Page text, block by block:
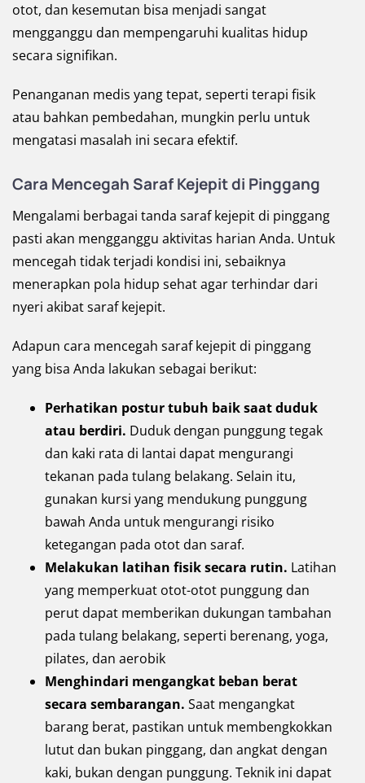
otot, dan kesemutan bisa menjadi sangat
mengganggu dan mempengaruhi kualitas hidup
secara signifikan.
Penanganan medis yang tepat, seperti terapi fisik
atau bahkan pembedahan, mungkin perlu untuk
mengatasi masalah ini secara efektif.
Cara Mencegah Saraf Kejepit di Pinggang
Mengalami berbagai tanda saraf kejepit di pinggang
pasti akan mengganggu aktivitas harian Anda. Untuk
mencegah tidak terjadi kondisi ini, sebaiknya
menerapkan pola hidup sehat agar terhindar dari
nyeri akibat saraf kejepit.
Adapun cara mencegah saraf kejepit di pinggang
yang bisa Anda lakukan sebagai berikut:
Perhatikan postur tubuh baik saat duduk
atau berdiri. Duduk dengan punggung tegak
dan kaki rata di lantai dapat mengurangi
tekanan pada tulang belakang. Selain itu,
gunakan kursi yang mendukung punggung
bawah Anda untuk mengurangi risiko
ketegangan pada otot dan saraf.
Melakukan latihan fisik secara rutin. Latihan
yang memperkuat otot-otot punggung dan
perut dapat memberikan dukungan tambahan
pada tulang belakang, seperti berenang, yoga,
pilates, dan aerobik
Menghindari mengangkat beban berat
secara sembarangan. Saat mengangkat
barang berat, pastikan untuk membengkokkan
lutut dan bukan pinggang, dan angkat dengan
kaki, bukan dengan punggung. Teknik ini dapat